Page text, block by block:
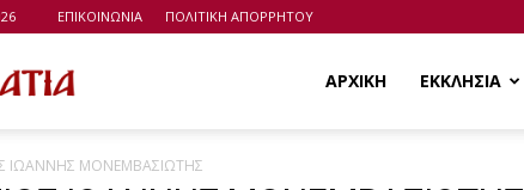
ΕΠΙΚΟΙΝΩΝΙΑ ΠΟΛΙΤΙΚΗ ΑΠΟΡΡΗΤΟΥ
Μονοπάτια
ΑΡΧΙΚΗ ΕΚΚΛΗΣΙΑ
ΙΩΑΝΝΗΣ ΜΟΝΕΜΒΑΣΙΩΤΗΣ